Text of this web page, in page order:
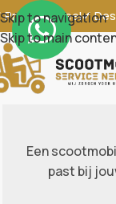
Skip to navigation
Skip to main
Professioneel✔
Een
past bij